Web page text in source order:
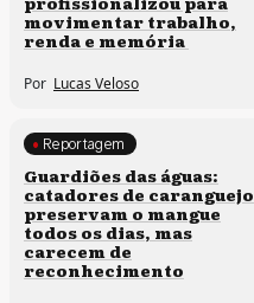
movimentar trabalho,
renda e memória
Por Lucas Veloso
Clima e cultura
Reportagem
Guardiões das águas:
catadores de caranguejo
preservam o mangue
todos os dias, mas
carecem de
reconhecimento